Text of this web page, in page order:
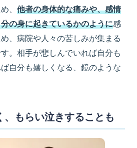
、 他者の身体的な痛みや、感情
の身に起きているかのように感
、病院や人々の苦しみが集まる
。相手が悲しんでいれば自分も
自分も嬉しくなる、鏡のような
もらい泣きすることも